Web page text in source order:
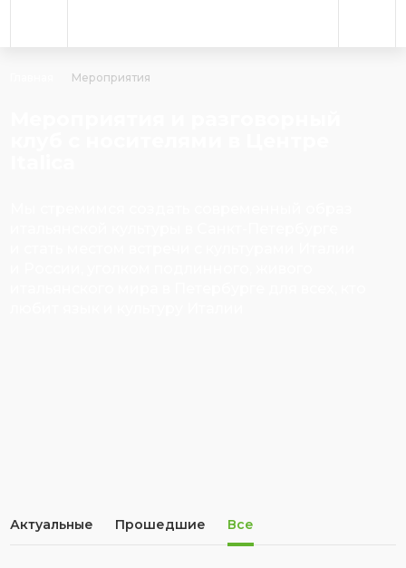
Мероприятия
Актуальные Прошедшие Все